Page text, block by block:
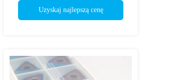
Uzyskaj najlepszą cenę